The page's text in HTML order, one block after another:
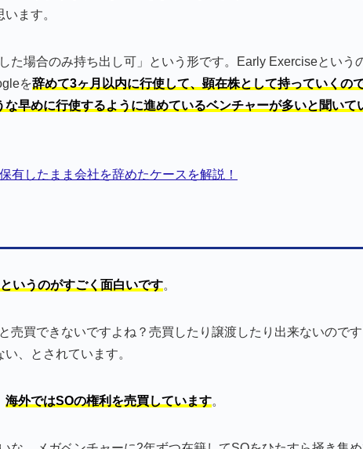
ます。
た場合のみ持ち出し可」という形です。Early Exerciseという
を辞めて3ヶ月以内に行使して、顕在株として持っていくの
早めに行使するように進めているベンチャーが多いと聞いて
有したまま会社を辞めたケースを解説！
いうのがすごく面白いです。
売買できないですよね？売買したり譲渡したり出来ないので
、とされています。
海外ではSOの権利を売買しています。